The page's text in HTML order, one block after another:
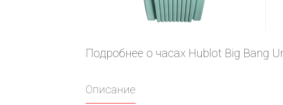
Подробнее о часах Hublot Big Bang
Описание